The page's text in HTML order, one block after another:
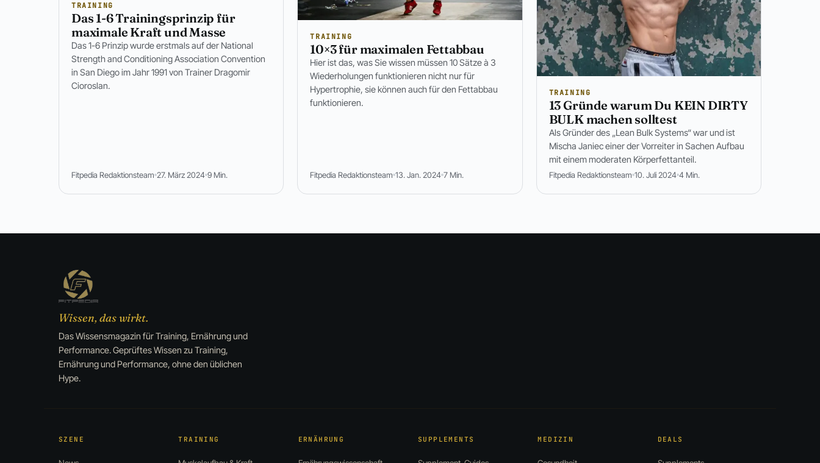
TRAINING
Das 1-6 Trainingsprinzip für
maximale Kraft und Masse
Das 1-6 Prinzip wurde erstmals auf der National
Strength and Conditioning Association Convention
in San Diego im Jahr 1991 von Trainer Dragomir
Cioroslan.
Fitpedia Redaktionsteam 27. März 2024 9 Min.
TRAINING
10×3 für maximalen Fettabbau
Hier ist das, was Sie wissen müssen 10 Sätze à 3
Wiederholungen funktionieren nicht nur für
Hypertrophie, sie können auch für den Fettabbau
funktionieren.
Fitpedia Redaktionsteam 13. Jan. 2024 7 Min.
TRAINING
13 Gründe warum Du KEIN DIRTY
BULK machen solltest
Als Gründer des „Lean Bulk Systems“ war und ist
Mischa Janiec einer der Vorreiter in Sachen Aufbau
mit einem moderaten Körperfettanteil.
Fitpedia Redaktionsteam 10. Juli 2024 4 Min.
Wissen, das wirkt.
Das Wissensmagazin für Training, Ernährung und
Performance. Geprüftes Wissen zu Training,
Ernährung und Performance, ohne den üblichen
Hype.
SZENE TRAINING ERNÄHRUNG SUPPLEMENTS MEDIZIN DEALS